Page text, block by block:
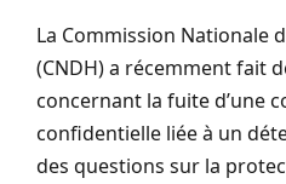
La Commission Nationale
(CNDH) a récemment fait
concernant la fuite d’une
confidentielle liée à un
des questions sur la